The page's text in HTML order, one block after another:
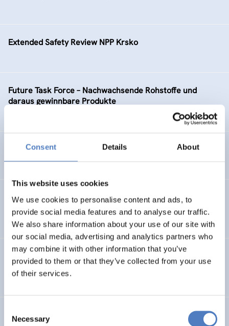
Consent Details About
This website uses cookies
We use cookies to personalise content and ads, to
provide social media features and to analyse our traffic.
We also share information about your use of our site with
our social media, advertising and analytics partners who
may combine it with other information that you’ve
provided to them or that they’ve collected from your use
of their services.
Selection
Necessary
Extended Safety Review NPP Krsko
Future Task Force – Nachwachsende Rohstoffe und
daraus gewinnbare Produkte
Telekommunikation – Information – Medien: TIM
Telematikanwendungen in KMU (Klein- und
Mittelbetrieben)
Innovative Technik- und Strukturentwicklungen in der
Weiterbildung durch Telematikanwendungen – I.T.S.I.T.
GV 95